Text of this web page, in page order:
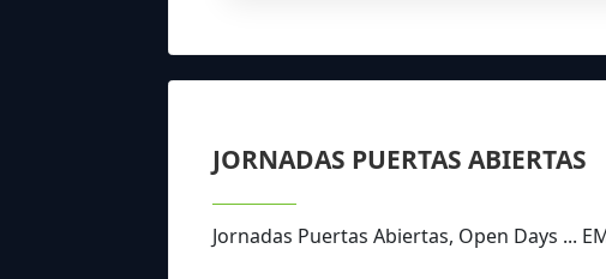
JORNADAS PUERTAS ABIERTAS
Jornadas Puertas Abiertas, Open Days ...